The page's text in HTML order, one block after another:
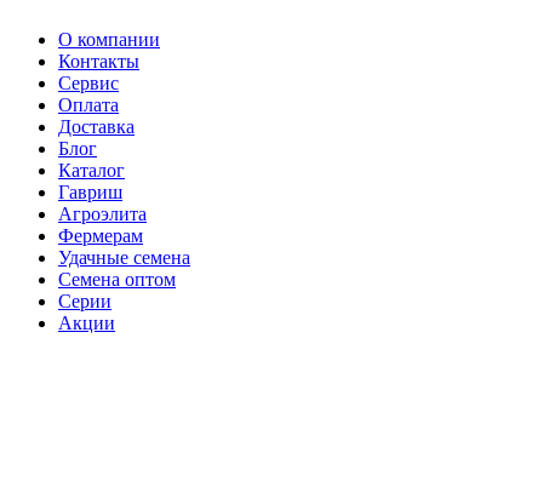
О компании
Контакты
Сервис
Оплата
Доставка
Блог
Каталог
Гавриш
Агроэлита
Фермерам
Удачные семена
Семена оптом
Серии
Акции